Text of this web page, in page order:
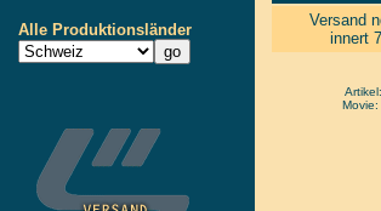
Alle Produktionsländer
Versand
innert